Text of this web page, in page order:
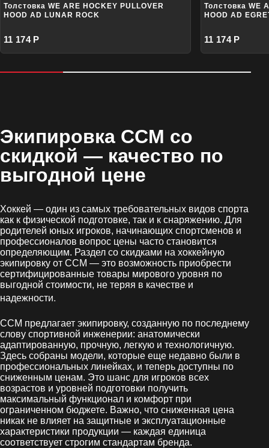
Толстовка WE ARE HOCKEY PULLOVER
HOOD AD LUNAR ROCK
11 174 Р
Толстовка WE
HOOD AD
11 174 Р
Экипировка CCM со
скидкой — качество по
выгодной цене
Хоккей — один из самых требовательных видов спорта
как к физической подготовке, так и к снаряжению. Для
родителей юных игроков, начинающих спортсменов и
профессионалов вопрос цены часто становится
определяющим. Раздел со скидками на хоккейную
экипировку от CCM — это возможность приобрести
сертифицированные товары мирового уровня по
выгодной стоимости, не теряя в качестве и
надежности.
CCM предлагает экипировку, созданную по последнему
слову спортивной инженерии: анатомически
адаптированную, прочную, легкую и технологичную.
Здесь собраны модели, которые еще недавно были в
профессиональных линейках, и теперь доступны по
сниженным ценам. Это шанс для игроков всех
возрастов и уровней подготовки получить
максимальный функционал и комфорт при
ограниченном бюджете. Важно, что сниженная цена
никак не влияет на защитные и эксплуатационные
характеристики продукции — каждая единица
соответствует строгим стандартам бренда.